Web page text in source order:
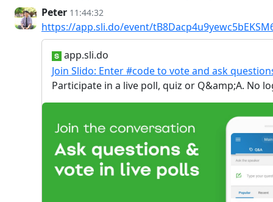
Peter 11:44:32
https://app.sli.do/event/
app.sli.do
Join Slido: Enter #code to vote and ask
Participate in a live poll, quiz or Q&amp;A. No